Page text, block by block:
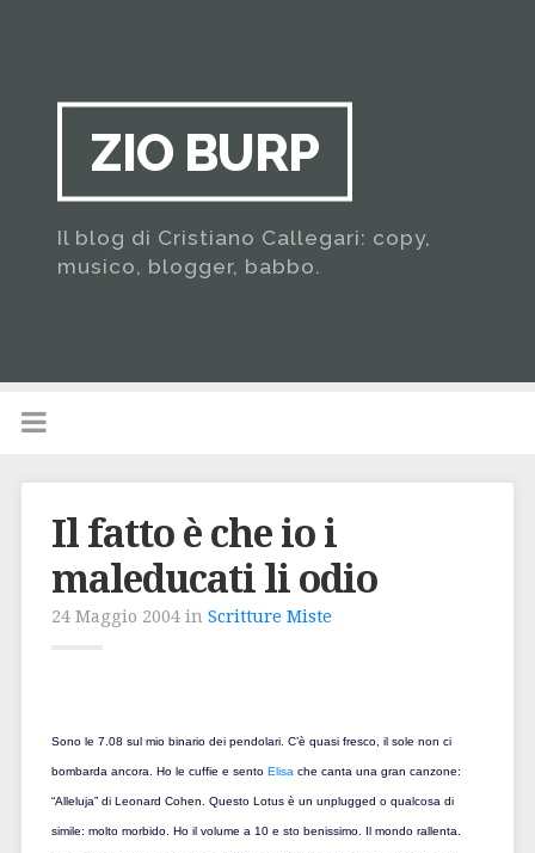
ZIO BURP
Il blog di Cristiano Callegari: copy,
musico, blogger, babbo.
Il fatto è che io i
maleducati li odio
24 Maggio 2004 in Scritture Miste
Sono le 7.08 sul mio binario dei pendolari. C’è quasi fresco, il sole non ci
bombarda ancora. Ho le cuffie e sento Elisa che canta una gran canzone:
“Alleluja” di Leonard Cohen. Questo Lotus è un unplugged o qualcosa di
simile: molto morbido. Ho il volume a 10 e sto benissimo. Il mondo rallenta.